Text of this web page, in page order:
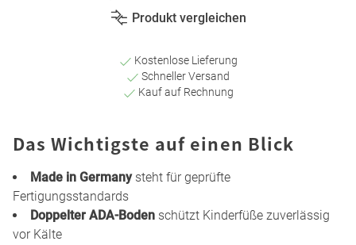
Produkt vergleichen
Kostenlose Lieferung
Schneller Versand
Kauf auf Rechnung
Das Wichtigste auf einen Blick
Made in Germanysteht für geprüfte
Fertigungsstandards
Doppelter ADA-Boden schützt Kinderfüße zuverlässig
vor Kälte